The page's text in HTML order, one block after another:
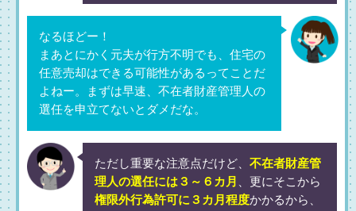
なるほどー！
まあとにかく元夫が行方不明でも、住宅の
任意売却はできる可能性があるってことだ
よねー。まずは早速、不在者財産管理人の
選任を申立てないとダメだな。
ただし重要な注意点だけど、 不在者財産管
理人の選任には３～６カ月
、更にそこから
権限外行為許可に３カ月程度かかるから、